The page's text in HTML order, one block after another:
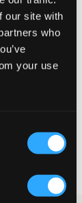
our site with
who
your use